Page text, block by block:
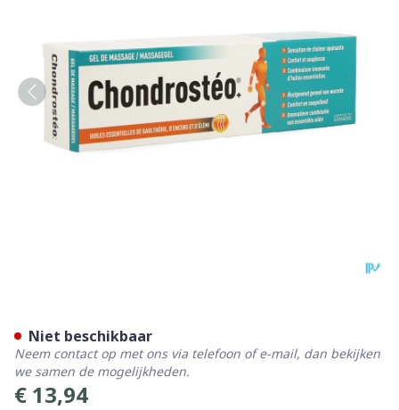
€ 13,94
Niet beschikbaar
Neem contact op met ons via telefoon of e-mail, dan bekijken
we samen de mogelijkheden.